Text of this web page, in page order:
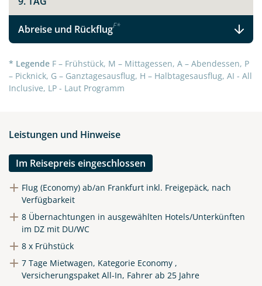
Teile diese Reise
Instagram
X
WhatsApp
per E-Mail senden
Abreise und RückflugF*
* Legende F – Frühstück, M – Mittagessen, A – Abendessen, P
– Picknick, G – Ganztagesausflug, H – Halbtagesausflug, AI - All
Inclusive, LP - Laut Programm
Leistungen und Hinweise
Im Reisepreis eingeschlossen
Flug (Economy) ab/an Frankfurt inkl. Freigepäck, nach
Verfügbarkeit
8 Übernachtungen in ausgewählten Hotels/Unterkünften
im DZ mit DU/WC
8 x Frühstück
7 Tage Mietwagen, Kategorie Economy ,
Versicherungspaket All-In, Fahrer ab 25 Jahre